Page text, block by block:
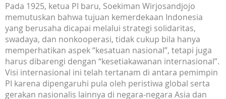
Pada 1925, ketua PI baru, Soekiman Wirjosandjojo
memutuskan bahwa tujuan kemerdekaan Indonesia
yang berusaha dicapai melalui strategi solidaritas,
swadaya, dan nonkooperasi, tidak cukup bila hanya
memperhatikan aspek “kesatuan nasional”, tetapi juga
harus dibarengi dengan “kesetiakawanan internasional”.
Visi internasional ini telah tertanam di antara pemimpin
PI karena dipengaruhi pula oleh peristiwa global serta
gerakan nasionalis lainnya di negara-negara Asia dan